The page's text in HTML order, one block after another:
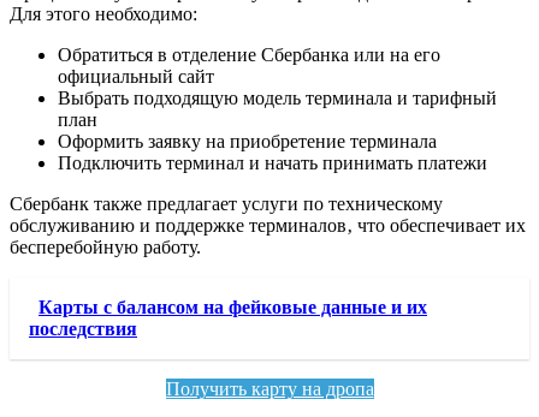
Для этого необходимо:
Обратиться в отделение Сбербанка или на его
официальный сайт
Выбрать подходящую модель терминала и тарифный
план
Оформить заявку на приобретение терминала
Подключить терминал и начать принимать платежи
Сбербанк также предлагает услуги по техническому
обслуживанию и поддержке терминалов‚ что обеспечивает их
бесперебойную работу.
Карты с балансом на фейковые данные и их
последствия
Получить карту на дропа